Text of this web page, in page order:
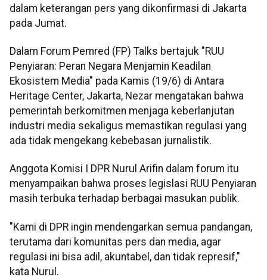
dalam keterangan pers yang dikonfirmasi di Jakarta
pada Jumat.
Dalam Forum Pemred (FP) Talks bertajuk "RUU
Penyiaran: Peran Negara Menjamin Keadilan
Ekosistem Media" pada Kamis (19/6) di Antara
Heritage Center, Jakarta, Nezar mengatakan bahwa
pemerintah berkomitmen menjaga keberlanjutan
industri media sekaligus memastikan regulasi yang
ada tidak mengekang kebebasan jurnalistik.
Anggota Komisi I DPR Nurul Arifin dalam forum itu
menyampaikan bahwa proses legislasi RUU Penyiaran
masih terbuka terhadap berbagai masukan publik.
"Kami di DPR ingin mendengarkan semua pandangan,
terutama dari komunitas pers dan media, agar
regulasi ini bisa adil, akuntabel, dan tidak represif,"
kata Nurul.